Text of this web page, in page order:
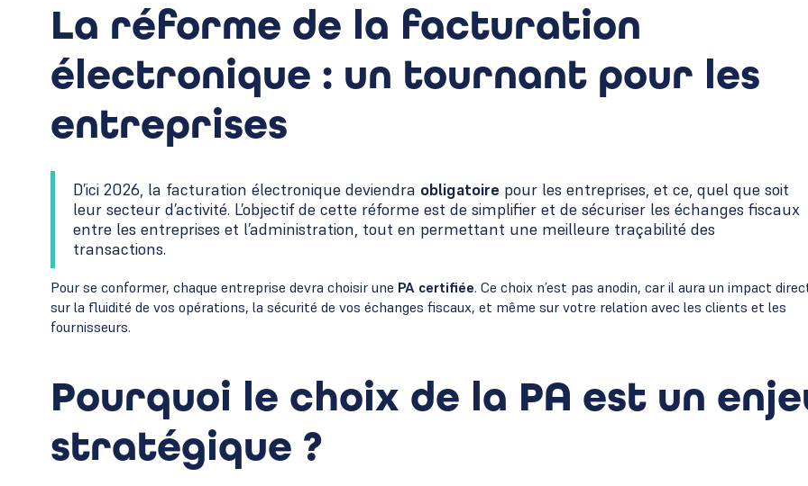
La réforme de la facturation
électronique : un tournant pour les
entreprises
D’ici 2026, la facturation électronique deviendra obligatoire pour les entreprises, et ce, quel que soit
leur secteur d’activité. L’objectif de cette réforme est de simplifier et de sécuriser les échanges fiscaux
entre les entreprises et l’administration, tout en permettant une meilleure traçabilité des
transactions.
Pour se conformer, chaque entreprise devra choisir une PA certifiée. Ce choix n’est pas anodin, car il aura un impact
sur la fluidité de vos opérations, la sécurité de vos échanges fiscaux, et même sur votre relation avec les clients et les
fournisseurs.
Pourquoi le choix de la PA est un
stratégique ?